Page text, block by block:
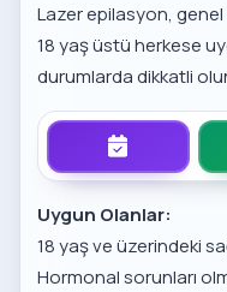
Lazer epilasyon,
18 yaş üstü herkese
durumlarda dikkatli
Uygun Olanlar:
18 yaş ve üzerindeki
Hormonal sorunları